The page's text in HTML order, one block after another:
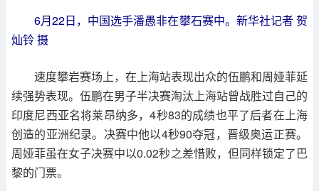
6月22日，中国选手潘愚非在攀石赛中。新华社记者 贺
灿铃 摄
速度攀岩赛场上，在上海站表现出众的伍鹏和周娅菲延
续强势表现。伍鹏在男子半决赛淘汰上海站曾战胜过自己的
印度尼西亚名将莱昂纳多，4秒83的成绩也平了后者在上海
创造的亚洲纪录。决赛中他以4秒90夺冠，晋级奥运正赛。
周娅菲虽在女子决赛中以0.02秒之差惜败，但同样锁定了巴
黎的门票。